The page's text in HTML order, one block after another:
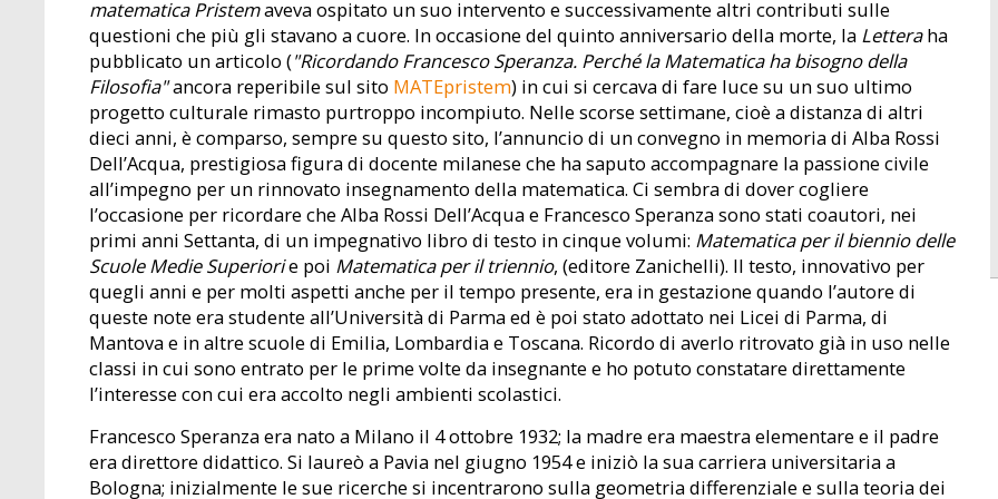
matematica Pristemaveva ospitato un suo intervento e successivamente altri contributi sulle
questioni che più gli stavano a cuore. In occasione del quinto anniversario della morte, la Letteraha
pubblicato un articolo ("Ricordando Francesco Speranza. Perché la Matematica ha bisogno della
Filosofia"ancora reperibile sul sito MATEpristem) in cui si cercava di fare luce su un suo ultimo
progetto culturale rimasto purtroppo incompiuto. Nelle scorse settimane, cioè a distanza di altri
dieci anni, è comparso, sempre su questo sito, l’annuncio di un convegno in memoria di Alba Rossi
Dell’Acqua, prestigiosa figura di docente milanese che ha saputo accompagnare la passione civile
all’impegno per un rinnovato insegnamento della matematica. Ci sembra di dover cogliere
l’occasione per ricordare che Alba Rossi Dell’Acqua e Francesco Speranza sono stati coautori, nei
primi anni Settanta, di un impegnativo libro di testo in cinque volumi: Matematica per il biennio delle
Scuole Medie Superiorie poi Matematica per il triennio, (editore Zanichelli). Il testo, innovativo per
quegli anni e per molti aspetti anche per il tempo presente, era in gestazione quando l’autore di
queste note era studente all’Università di Parma ed è poi stato adottato nei Licei di Parma, di
Mantova e in altre scuole di Emilia, Lombardia e Toscana. Ricordo di averlo ritrovato già in uso nelle
classi in cui sono entrato per le prime volte da insegnante e ho potuto constatare direttamente
l’interesse con cui era accolto negli ambienti scolastici.
Francesco Speranza era nato a Milano il 4 ottobre 1932; la madre era maestra elementare e il padre
era direttore didattico. Si laureò a Pavia nel giugno 1954 e iniziò la sua carriera universitaria a
Bologna; inizialmente le sue ricerche si incentrarono sulla geometria differenziale e sulla teoria dei